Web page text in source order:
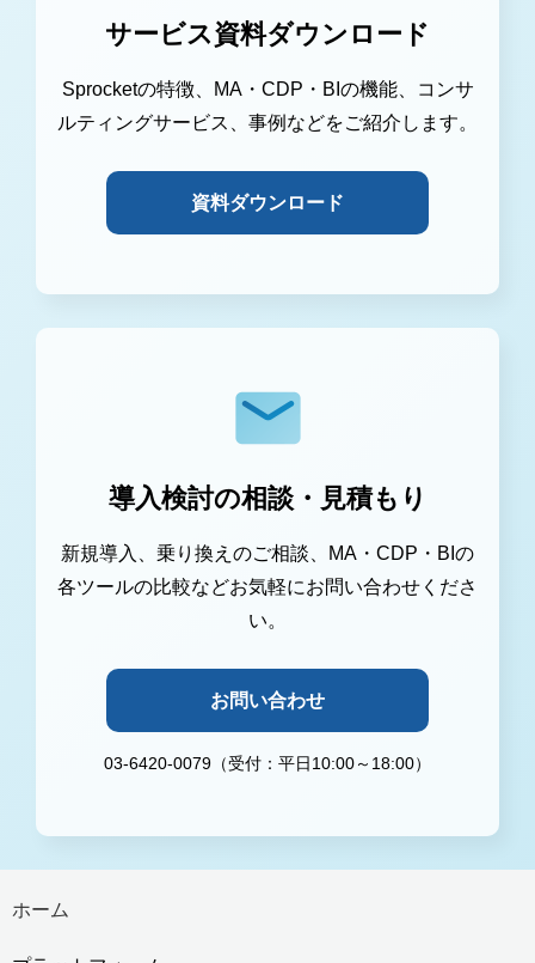
サービス資料ダウンロード
Sprocketの特徴、MA・CDP・BIの機能、コンサ
ルティングサービス、事例などをご紹介します。
資料ダウンロード
導入検討の相談・見積もり
新規導入、乗り換えのご相談、MA・CDP・BIの
各ツールの比較などお気軽にお問い合わせくださ
い。
お問い合わせ
03-6420-0079（受付：平日10:00～18:00）
ホーム